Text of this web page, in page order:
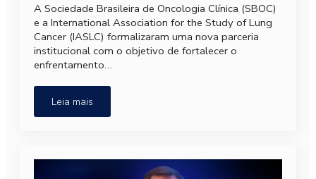
A Sociedade Brasileira de Oncologia Clínica (SBOC)
e a International Association for the Study of Lung
Cancer (IASLC) formalizaram uma nova parceria
institucional com o objetivo de fortalecer o
enfrentamento…
Leia mais